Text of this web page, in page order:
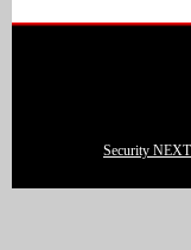
Security